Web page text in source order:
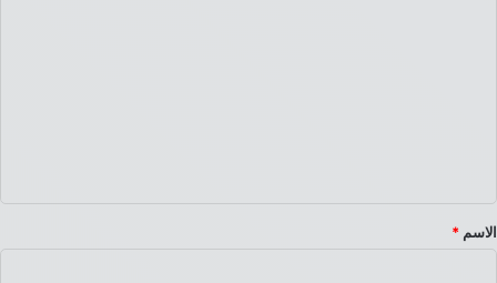
*
الاسم *